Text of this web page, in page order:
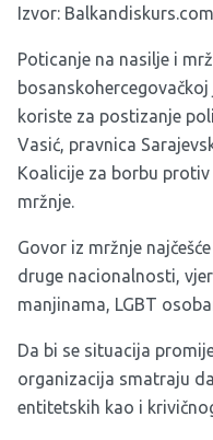
Izvor: Balkandiskurs.com
Poticanje na nasilje i
koriste za postizanje
Vasić, pravnica
Koalicije za borbu
mržnje.
Govor iz mržnje
druge nacionalnosti,
manjinama, LGBT
Da bi se situacija
organizacija smatraju
entitetskih kao i